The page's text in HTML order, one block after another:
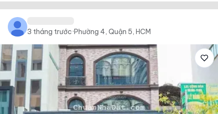
3 tháng trước·Phường 4, Quận 5, HCM